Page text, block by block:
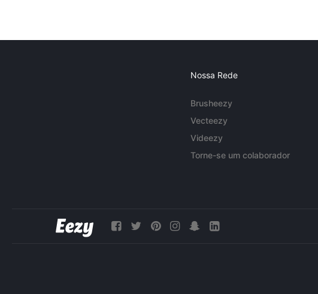
Nossa Rede
Brusheezy
Vecteezy
Videezy
Torne-se um colaborador